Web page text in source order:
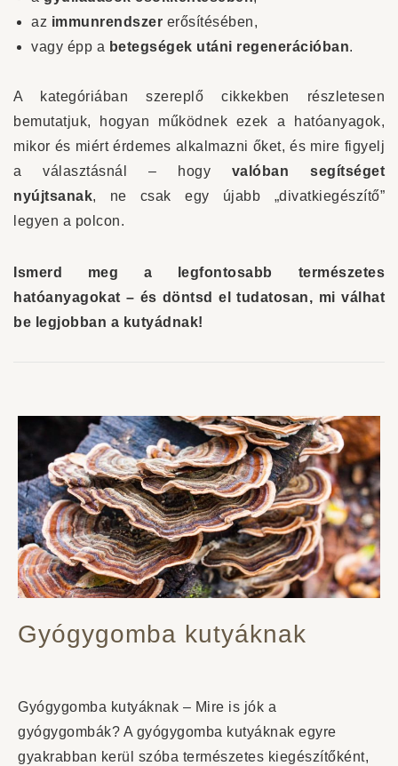
az immunrendszer erősítésében,
vagy épp a betegségek utáni regenerációban.
A kategóriában szereplő cikkekben részletesen
bemutatjuk, hogyan működnek ezek a hatóanyagok,
mikor és miért érdemes alkalmazni őket, és mire figyelj
a választásnál – hogy valóban segítséget
nyújtsanak, ne csak egy újabb „divatkiegészítő”
legyen a polcon.
Ismerd meg a legfontosabb természetes
hatóanyagokat – és döntsd el tudatosan, mi válhat
be legjobban a kutyádnak!
Gyógygomba kutyáknak
Gyógygomba kutyáknak – Mire is jók a
gyógygombák? A gyógygomba kutyáknak egyre
gyakrabban kerül szóba természetes kiegészítőként,